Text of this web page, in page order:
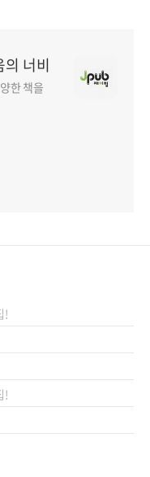
너비
한 책을
!
!